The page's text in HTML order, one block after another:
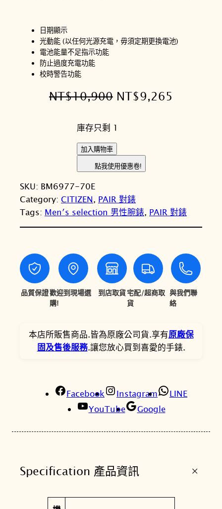
日期顯示
光動能 (以任何光源充電，毋須定期更換電池)
電池能量不足指示功能
防止過度充電功能
校時警告功能
NT$10,900 原
價
格
：
T
$
0
,
9
。
NT$9,265
$
2
6
5
庫存只剩 1
C
T
I
Z
E
N
辰
E
o
r
i
v
約
三
情
錶
錶
加入購物車
點我使用優惠卷!
SKU: BM6977-70E
Category: CITIZEN, PAIR 對錶
Tags: Men′s selection 男性腕錶, PAIR 對錶
品質保證歡迎到現場選
購!
到店取貨宅配/超商取
貨
與我們聯
絡
本店所販售商品.皆為原廠公司貨.享有原廠保
固及售後服務.讓您放心買到喜愛的手錶.
Facebook Instagram
LINE
YouTube
Google
Specification 產品資訊 +